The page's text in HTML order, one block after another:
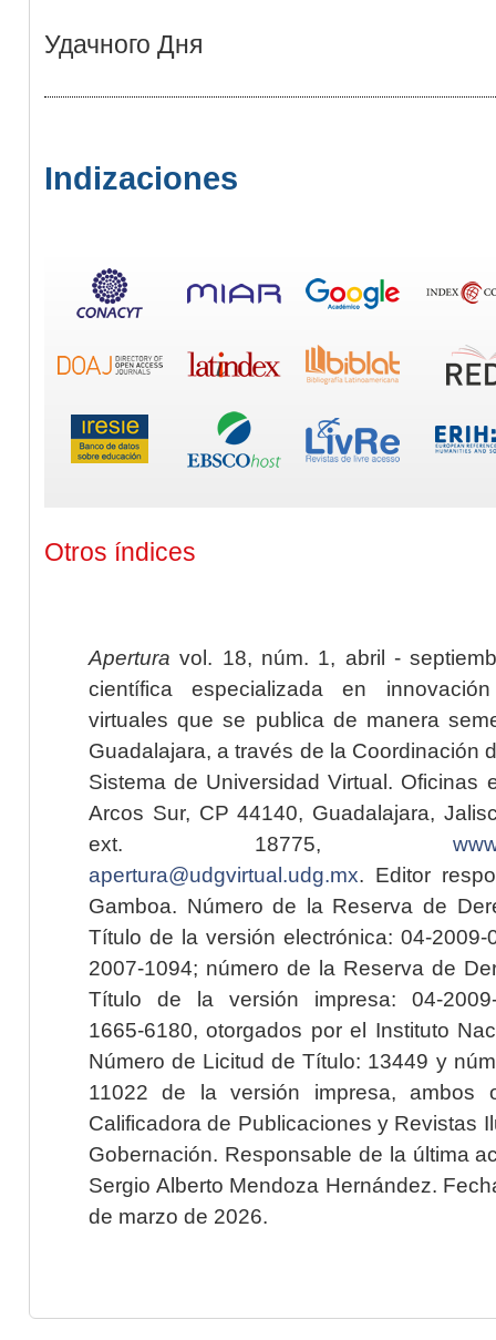
Удачного Дня
Indizaciones
Otros índices
Apertura vol. 18, núm. 1, abril -
científica especializada en
virtuales que se publica de manera
Guadalajara, a través de la Coordinación
Sistema de Universidad Virtual. Oficinas
Arcos Sur, CP 44140, Guadalajara,
ext. 18775,
apertura@udgvirtual.udg.mx. Editor
Gamboa. Número de la Reserva de
Título de la versión electrónica: 04-2009-
2007-1094; número de la Reserva de
Título de la versión impresa: 04-2009-
1665-6180, otorgados por el Instituto
Número de Licitud de Título: 13449 y
11022 de la versión impresa, ambos
Calificadora de Publicaciones y Revistas
Gobernación. Responsable de la última
Sergio Alberto Mendoza Hernández.
de marzo de 2026.